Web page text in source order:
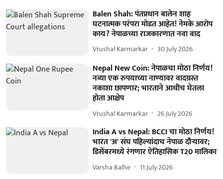
Balen Shah: पंतप्रधान बालेन शाह
घटनात्मक परंपरा मोडत आहेत! नेमके आरोप
काय? नेपाळच्या राजकारणात नवा वाद
Vrushal Karmarkar 30 July 2026
Nepal New Coin: नेपाळचा मोठा निर्णय!
नव्या एक रुपयाच्या नाण्यावर वादग्रस्त
नकाशा छापणार; भारताने आधीच घेतला
होता आक्षेप
Vrushal Karmarkar 26 July 2026
India A vs Nepal: BCCI चा मोठा निर्णय!
भारत 'अ' संघ पहिल्यांदाच नेपाळ दौऱ्यावर;
डिसेंबरमध्ये रंगणार ऐतिहासिक T20 मालिका
Varsha Balhe 11 July 2026